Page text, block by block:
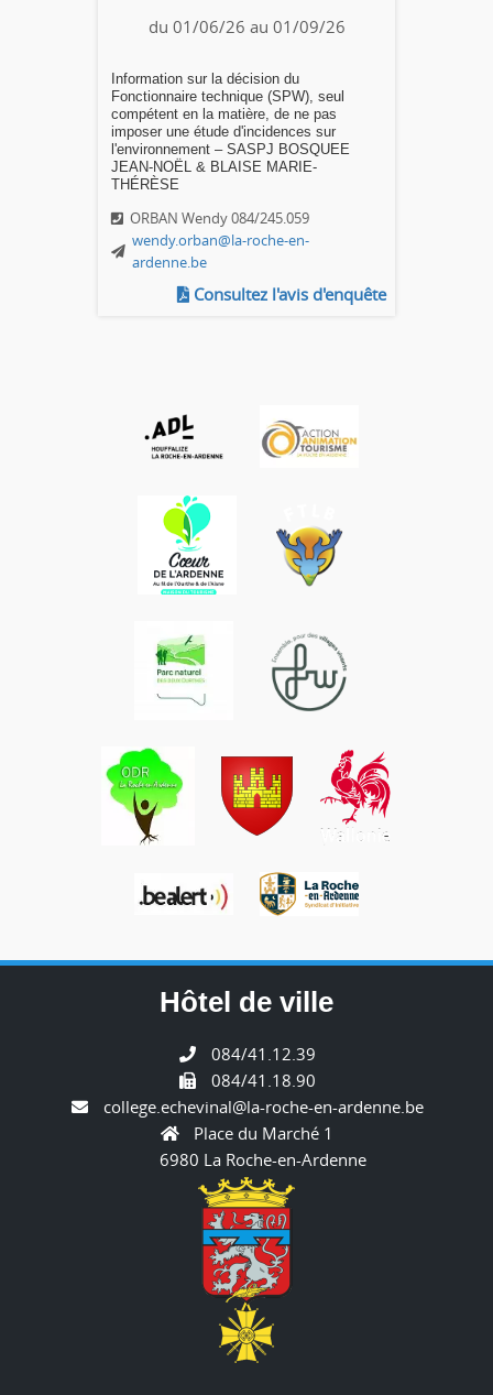
du 01/06/26 au 01/09/26
Information sur la décision du
Fonctionnaire technique (SPW), seul
compétent en la matière, de ne pas
imposer une étude d'incidences sur
l'environnement – SASPJ BOSQUEE
JEAN-NOËL & BLAISE MARIE-
THÉRÈSE
ORBAN Wendy 084/245.059
wendy.orban@la-roche-en-
ardenne.be
Consultez l'avis d'enquête
Hôtel de ville
084/41.12.39
084/41.18.90
college.echevinal@la-roche-en-ardenne.be
Place du Marché 1
6980 La Roche-en-Ardenne